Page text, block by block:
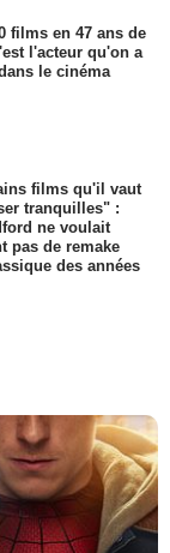
films en 47 ans de
l'acteur qu'on a
le cinéma
films qu'il vaut
tranquilles" :
ne voulait
pas de remake
des années